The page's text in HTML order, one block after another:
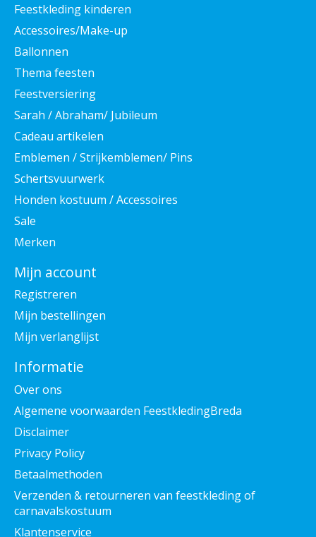
Feestkleding kinderen
Accessoires/Make-up
Ballonnen
Thema feesten
Feestversiering
Sarah / Abraham/ Jubileum
Cadeau artikelen
Emblemen / Strijkemblemen/ Pins
Schertsvuurwerk
Honden kostuum / Accessoires
Sale
Merken
Mijn account
Registreren
Mijn bestellingen
Mijn verlanglijst
Informatie
Over ons
Algemene voorwaarden FeestkledingBreda
Disclaimer
Privacy Policy
Betaalmethoden
Verzenden & retourneren van feestkleding of
carnavalskostuum
Klantenservice